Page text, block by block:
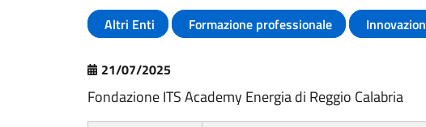
Altri Enti Formazione professionale
21/07/2025
Fondazione ITS Academy Energia di Reggio Calabria